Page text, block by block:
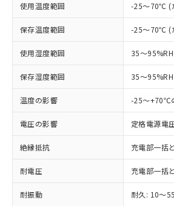
使用温度範囲 -25～70℃ (
保存温度範囲 -25～70℃ (
使用湿度範囲 35～
保存湿度範囲 35～
温度の影響 -25～+70℃
電圧の影響 定格電源電
絶縁抵抗 充電部一括
耐電圧 充電部一括
耐振動 耐久: 10～
ご利用条件
以下の条件をお読みいただき
本サービスは、当社制御
商品の当社在庫状況およ
(税抜)を提供させていた
当社制御機器事業取扱商
本サービスの対象外とな
ことをご了承ください。
在庫状況および標準価格
記載している更新日時点
対応予定：EU RoHS指令（10
商品です。
対応予定なし：EU RoHS指令
非含有に非対応の商品で、対応
定はありません。
調査・確認中：EU RoHS指令
非含有の対応状況を調査中ま
非該当品：ライセンス料など無
害物質有無と関係のない商品
仕入先様の事情により、非含
いたものが、含有品と判明し
むを得ず変更することがあり
*EU RoHS指令（10物質）：
※1 中国RoHS○×表
「○」：最大均質材料含有率が
基準値以下であることを示し
「×」：最大均質材料含有率が
基準値を超えていることを示
「－」：未確認です。当社販
い合わせください。
当社は、これら貴社製品
為替および外国貿易法に
（以下｢規制貨物等」と